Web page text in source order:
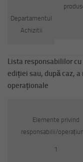
Departamentul
Achizitii
Lista responsabililor
ediției sau, după caz,
operaționale
Elemente privind
responsabilii/
1